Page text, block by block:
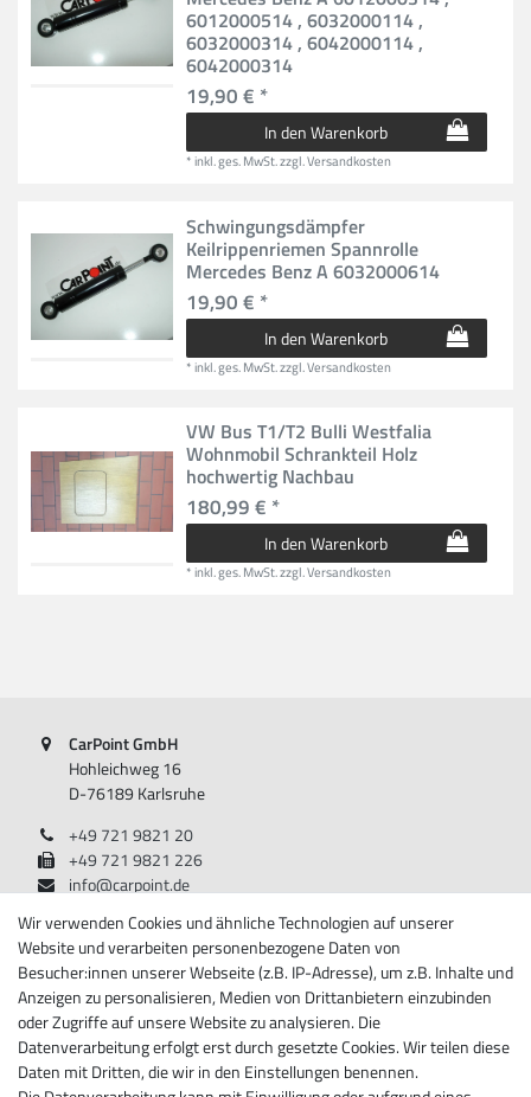
6012000514 , 6032000114 ,
6032000314 , 6042000114 ,
6042000314
19,90 € *
In den Warenkorb
*inkl. ges. MwSt.zzgl.Versandkosten
Schwingungsdämpfer
Keilrippenriemen Spannrolle
Mercedes Benz A 6032000614
19,90 € *
In den Warenkorb
*inkl. ges. MwSt.zzgl.Versandkosten
VW Bus T1/T2 Bulli Westfalia
Wohnmobil Schrankteil Holz
hochwertig Nachbau
180,99 € *
In den Warenkorb
*inkl. ges. MwSt.zzgl.Versandkosten
CarPoint GmbH
Hohleichweg 16
D-76189 Karlsruhe
+49 721 9821 20
+49 721 9821 226
info@carpoint.de
Informationen
Über Carpoint
Wir verwenden Cookies und ähnliche Technologien auf unserer
Website und verarbeiten personenbezogene Daten von
Besucher:innen unserer Webseite (z.B. IP-Adresse), um z.B. Inhalte und
Anzeigen zu personalisieren, Medien von Drittanbietern einzubinden
oder Zugriffe auf unsere Website zu analysieren. Die
Datenverarbeitung erfolgt erst durch gesetzte Cookies. Wir teilen diese
Daten mit Dritten, die wir in den Einstellungen benennen.